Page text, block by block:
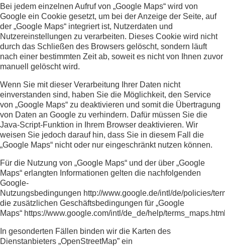
Bei jedem einzelnen Aufruf von „Google Maps“ wird von
Google ein Cookie gesetzt, um bei der Anzeige der Seite, auf
der „Google Maps“ integriert ist, Nutzerdaten und
Nutzereinstellungen zu verarbeiten. Dieses Cookie wird nicht
durch das Schließen des Browsers gelöscht, sondern läuft
nach einer bestimmten Zeit ab, soweit es nicht von Ihnen zuvor
manuell gelöscht wird.
Wenn Sie mit dieser Verarbeitung Ihrer Daten nicht
einverstanden sind, haben Sie die Möglichkeit, den Service
von „Google Maps“ zu deaktivieren und somit die Übertragung
von Daten an Google zu verhindern. Dafür müssen Sie die
Java-Script-Funktion in Ihrem Browser deaktivieren. Wir
weisen Sie jedoch darauf hin, dass Sie in diesem Fall die
„Google Maps“ nicht oder nur eingeschränkt nutzen können.
Für die Nutzung von „Google Maps“ und der über „Google
Maps“ erlangten Informationen gelten die nachfolgenden
Google-
Nutzungsbedingungen http://www.google.de/intl/de/policies/
die zusätzlichen Geschäftsbedingungen für „Google
Maps“ https://www.google.com/intl/de_de/help/
In gesonderten Fällen binden wir die Karten des
Dienstanbieters „OpenStreetMap” ein